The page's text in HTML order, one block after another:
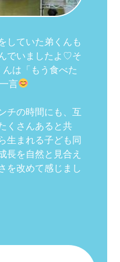
していた弟くんも
でいましたよ♡そ
は「もう食べた
言
チの時間にも、互
くさんあると共
生まれる子ども同
長を自然と見合え
を改めて感じまし